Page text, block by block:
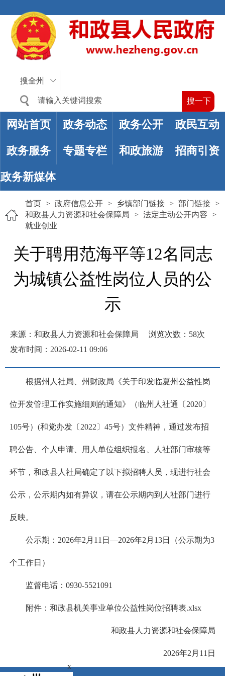
搜全州
网站首页 政务动态 政务公开 政民互动
政务服务 专题专栏 和政旅游 招商引资
政务新媒体
首页 > 政府信息公开 > 乡镇部门链接 > 部门链接 >
和政县人力资源和社会保障局 > 法定主动公开内容 >
就业创业
关于聘用范海平等12名同志
为城镇公益性岗位人员的公
示
来源：和政县人力资源和社会保障局 浏览次数： 58次
发布时间：2026-02-11 09:06
根据州人社局、州财政局《关于印发临夏州公益性岗
位开发管理工作实施细则的通知》（临州人社通〔2020〕
105号）(和党办发〔2022〕45号）文件精神，通过发布招
聘公告、个人申请、用人单位组织报名、人社部门审核等
环节，和政县人社局确定了以下拟招聘人员，现进行社会
公示，公示期内如有异议，请在公示期内到人社部门进行
反映。
公示期：2026年2月11日—2026年2月13日（公示期为3
个工作日）
监督电话：0930-5521091
附件： 和政县机关事业单位公益性岗位招聘表.xlsx
和政县人力资源和社会保障局
2026年2月11日
x